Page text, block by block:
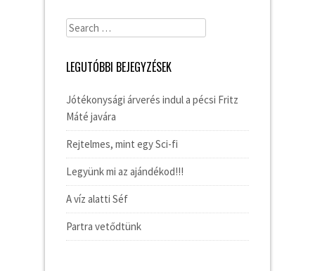
Search
LEGUTÓBBI BEJEGYZÉSEK
Jótékonysági árverés indul a pécsi Fritz
Máté javára
Rejtelmes, mint egy Sci-fi
Legyünk mi az ajándékod!!!
A víz alatti Séf
Partra vetődtünk